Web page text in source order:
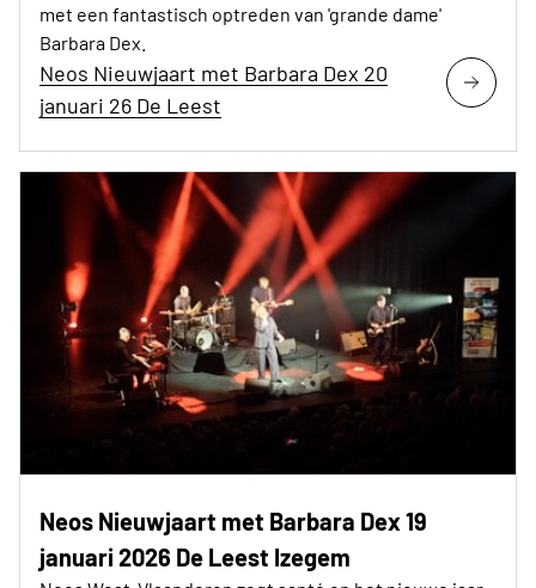
met een fantastisch optreden van 'grande dame'
Barbara Dex.
Neos Nieuwjaart met Barbara Dex 20
januari 26 De Leest
Neos Nieuwjaart met Barbara Dex 19
januari 2026 De Leest Izegem